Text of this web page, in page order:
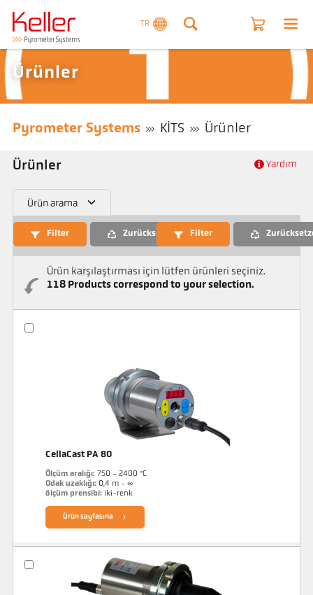
TR
Ürünler
Pyrometer Systems KITS Ürünler
Ürünler Yardım
Ürün arama
Filter Zurücksetzen Filter
Ürün karşılaştırması için lütfen ürünleri seçiniz.
118Products correspond to your selection.
CellaCast PA 80
Ölçüm aralığı: 750 - 2400 °C
Odak uzaklığı: 0,4 m - ∞
ölçüm prensibi: iki-renk
Ürün sayfasına